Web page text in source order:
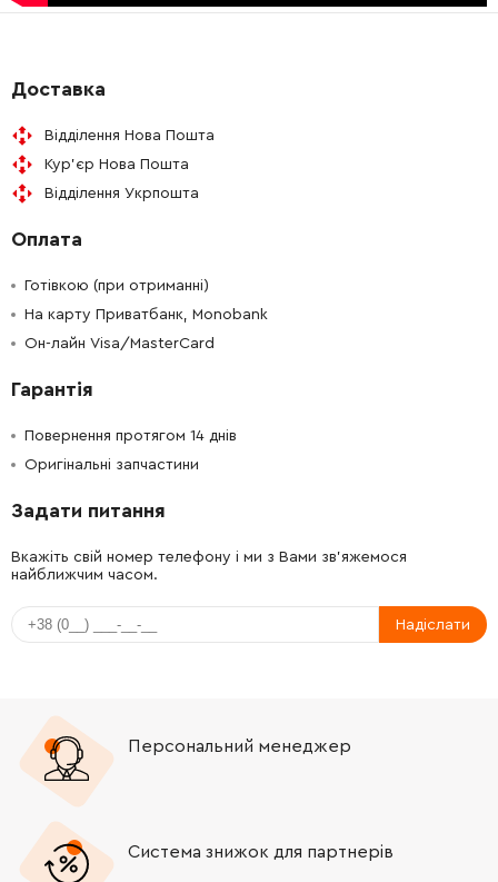
256516-5
263002-9 9.00 Грн
210029-0 44.00 Грн
227561-7 560.00 Грн
911128-8 9.00 Грн
213720-9 21.00 Грн - +
922221-3 19.00 Грн - +
140224-7
122891-0
224415-9 0.00 Грн - +
Доставка
Відділення Нова Пошта
Кур'єр Нова Пошта
Відділення Укрпошта
Оплата
Готівкою (при отриманні)
На карту Приватбанк, Monobank
Он-лайн Visa/MasterCard
Гарантія
Повернення протягом 14 днів
Оригінальні запчастини
Задати питання
Вкажіть свій номер телефону і ми з Вами зв'яжемося
найближчим часом.
Надіслати
Персональний менеджер
Система знижок для партнерів